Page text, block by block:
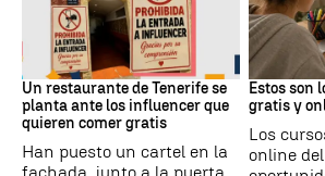
Redes Sociales
Un restaurante de Tenerife se
planta ante los influencer que
quieren comer gratis
Han puesto un cartel en la
Formación
Estos son
gratis y
Los
online